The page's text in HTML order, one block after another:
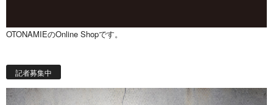
OTONAMIEのOnline Shopです。
記者募集中